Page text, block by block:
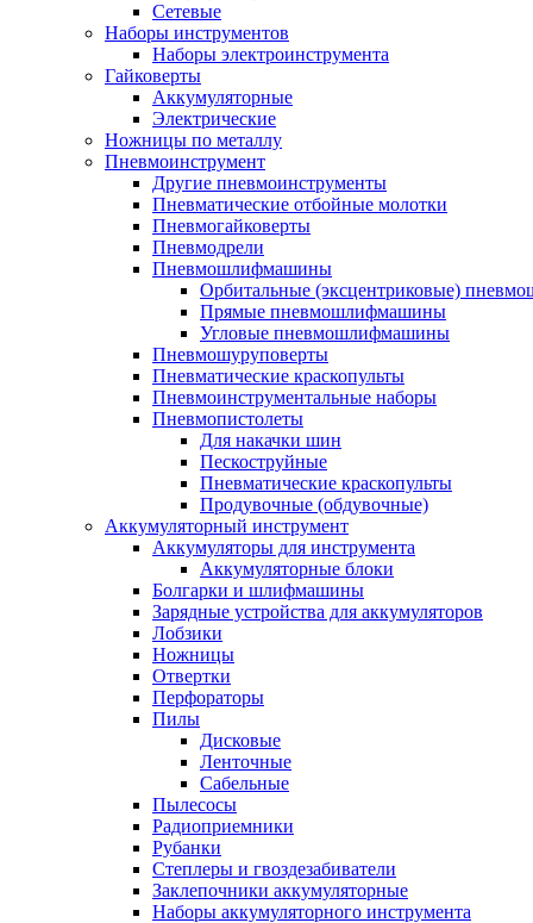
Сетевые
Наборы инструментов
Наборы электроинструмента
Гайковерты
Аккумуляторные
Электрические
Ножницы по металлу
Пневмоинструмент
Другие пневмоинструменты
Пневматические отбойные молотки
Пневмогайковерты
Пневмодрели
Пневмошлифмашины
Орбитальные (эксцентриковые)
Прямые пневмошлифмашины
Угловые пневмошлифмашины
Пневмошуруповерты
Пневматические краскопульты
Пневмоинструментальные наборы
Пневмопистолеты
Для накачки шин
Пескоструйные
Пневматические краскопульты
Продувочные (обдувочные)
Аккумуляторный инструмент
Аккумуляторы для инструмента
Аккумуляторные блоки
Болгарки и шлифмашины
Зарядные устройства для аккумуляторов
Лобзики
Ножницы
Отвертки
Перфораторы
Пилы
Дисковые
Ленточные
Сабельные
Пылесосы
Радиоприемники
Рубанки
Степлеры и гвоздезабиватели
Заклепочники аккумуляторные
Наборы аккумуляторного инструмента